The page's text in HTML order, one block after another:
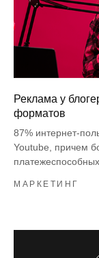
Реклама у
форматов
87% интернет-
Youtube, причем
МАРКЕТИНГ